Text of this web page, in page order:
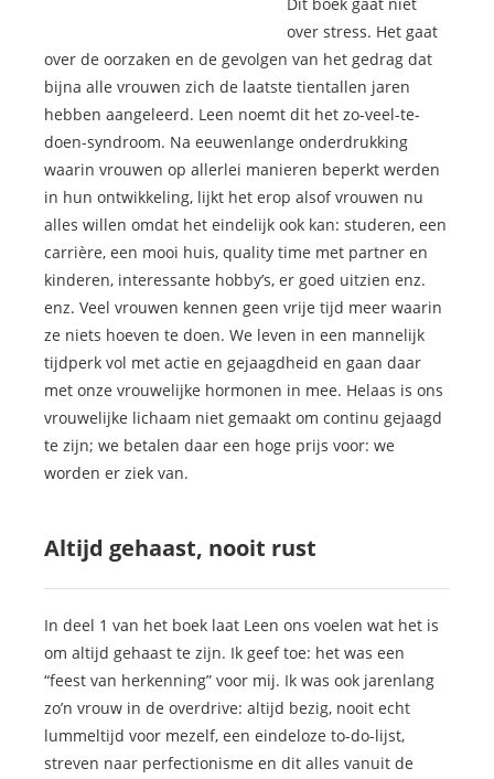
over stress. Het gaat
over de oorzaken en de gevolgen van het gedrag dat
bijna alle vrouwen zich de laatste tientallen jaren
hebben aangeleerd. Leen noemt dit het zo-veel-te-
doen-syndroom. Na eeuwenlange onderdrukking
waarin vrouwen op allerlei manieren beperkt werden
in hun ontwikkeling, lijkt het erop alsof vrouwen nu
alles willen omdat het eindelijk ook kan: studeren, een
carrière, een mooi huis, quality time met partner en
kinderen, interessante hobby’s, er goed uitzien enz.
enz. Veel vrouwen kennen geen vrije tijd meer waarin
ze niets hoeven te doen. We leven in een mannelijk
tijdperk vol met actie en gejaagdheid en gaan daar
met onze vrouwelijke hormonen in mee. Helaas is ons
vrouwelijke lichaam niet gemaakt om continu gejaagd
te zijn; we betalen daar een hoge prijs voor: we
worden er ziek van.
Altijd gehaast, nooit rust
In deel 1 van het boek laat Leen ons voelen wat het is
om altijd gehaast te zijn. Ik geef toe: het was een
“feest van herkenning” voor mij. Ik was ook jarenlang
zo’n vrouw in de overdrive: altijd bezig, nooit echt
lummeltijd voor mezelf, een eindeloze to-do-lijst,
streven naar perfectionisme en dit alles vanuit de